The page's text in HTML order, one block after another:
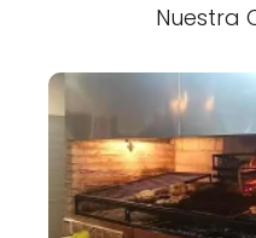
Nuestra